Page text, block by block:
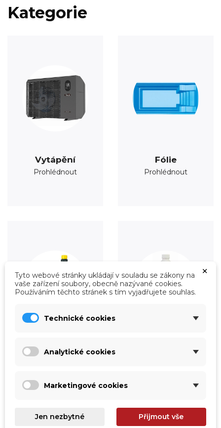
Kategorie
Vytápění
Prohlédnout
Fólie
Prohlédnout
Úprava vody
Prohlédnout
×
Tyto webové stránky ukládají v souladu se zákony na
vaše zařízení soubory, obecně nazývané cookies.
Používáním těchto stránek s tím vyjadřujete souhlas.
Technické cookies
Analytické cookies
Marketingové cookies
Jen nezbytné Přijmout vše